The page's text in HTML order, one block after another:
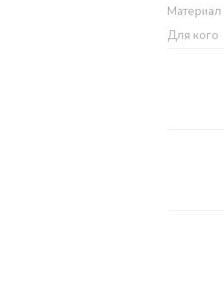
Материал
Для кого